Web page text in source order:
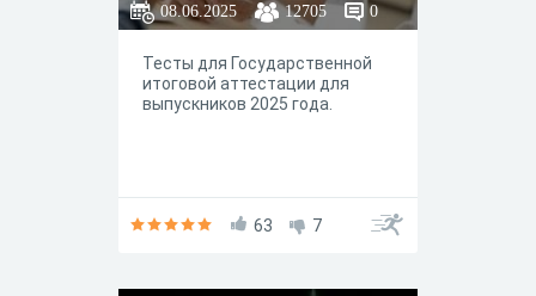
08.06.2025 12705 0
Тесты для Государственной
итоговой аттестации для
выпускников 2025 года.
63 7